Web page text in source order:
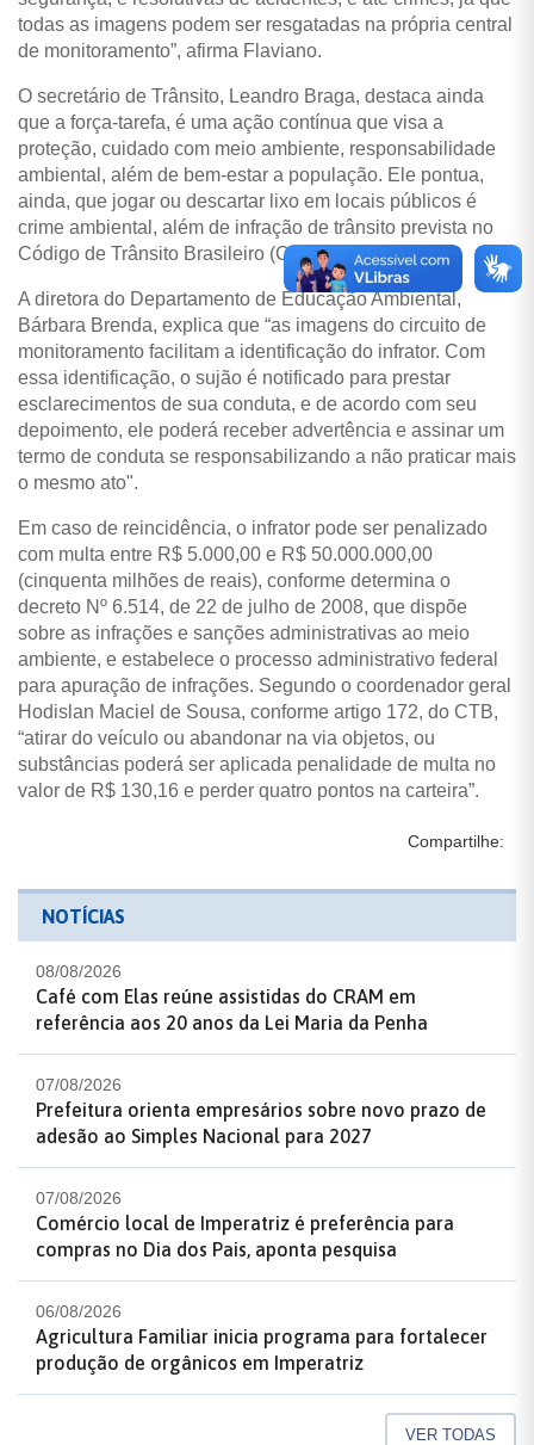
todas as imagens podem ser resgatadas na própria central
de monitoramento”, afirma Flaviano.
O secretário de Trânsito, Leandro Braga, destaca ainda
que a força-tarefa, é uma ação contínua que visa a
proteção, cuidado com meio ambiente, responsabilidade
ambiental, além de bem-estar a população. Ele pontua,
ainda, que jogar ou descartar lixo em locais públicos é
crime ambiental, além de infração de trânsito prevista no
Código de Trânsito Brasileiro (CTB).
A diretora do Departamento de Educação Ambiental,
Bárbara Brenda, explica que “as imagens do circuito de
monitoramento facilitam a identificação do infrator. Com
essa identificação, o sujão é notificado para prestar
esclarecimentos de sua conduta, e de acordo com seu
depoimento, ele poderá receber advertência e assinar um
termo de conduta se responsabilizando a não praticar mais
o mesmo ato".
Em caso de reincidência, o infrator pode ser penalizado
com multa entre R$ 5.000,00 e R$ 50.000.000,00
(cinquenta milhões de reais), conforme determina o
decreto Nº 6.514, de 22 de julho de 2008, que dispõe
sobre as infrações e sanções administrativas ao meio
ambiente, e estabelece o processo administrativo federal
para apuração de infrações. Segundo o coordenador geral
Hodislan Maciel de Sousa, conforme artigo 172, do CTB,
“atirar do veículo ou abandonar na via objetos, ou
substâncias poderá ser aplicada penalidade de multa no
valor de R$ 130,16 e perder quatro pontos na carteira”.
Compartilhe:
NOTÍCIAS
08/08/2026
Café com Elas reúne assistidas do CRAM em
referência aos 20 anos da Lei Maria da Penha
07/08/2026
Prefeitura orienta empresários sobre novo prazo de
adesão ao Simples Nacional para 2027
07/08/2026
Comércio local de Imperatriz é preferência para
compras no Dia dos Pais, aponta pesquisa
06/08/2026
Agricultura Familiar inicia programa para fortalecer
produção de orgânicos em Imperatriz
VER TODAS